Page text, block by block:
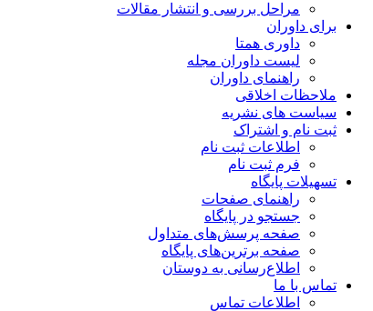
مراحل بررسی و انتشار مقالات
برای داوران
داوری همتا
لیست داوران مجله
راهنمای داوران
ملاحظات اخلاقی
سیاست های نشریه
ثبت نام و اشتراک
اطلاعات ثبت نام
فرم ثبت نام
تسهیلات پایگاه
راهنمای صفحات
جستجو در پایگاه
صفحه پرسش‌های متداول
صفحه برترین‌های پایگاه
اطلاع‌رسانی به دوستان
تماس با ما
اطلاعات تماس